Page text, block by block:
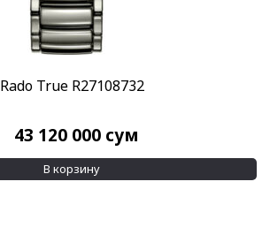
Rado True R27108732
43 120 000 сум
В корзину